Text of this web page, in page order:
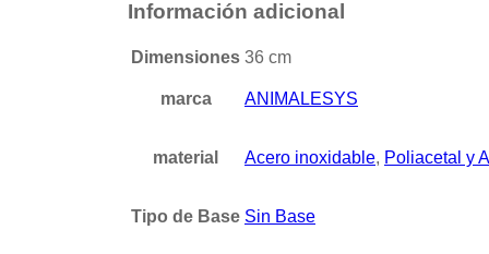
Información adicional
Dimensiones 36 cm
marca ANIMALESYS
material Acero inoxidable, Poliacetal y
Tipo de Base Sin Base